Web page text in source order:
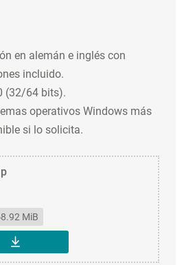
en alemán e inglés con
incluido.
(32/64 bits).
operativos Windows más
si lo solicita.
MiB
DESCARGAR